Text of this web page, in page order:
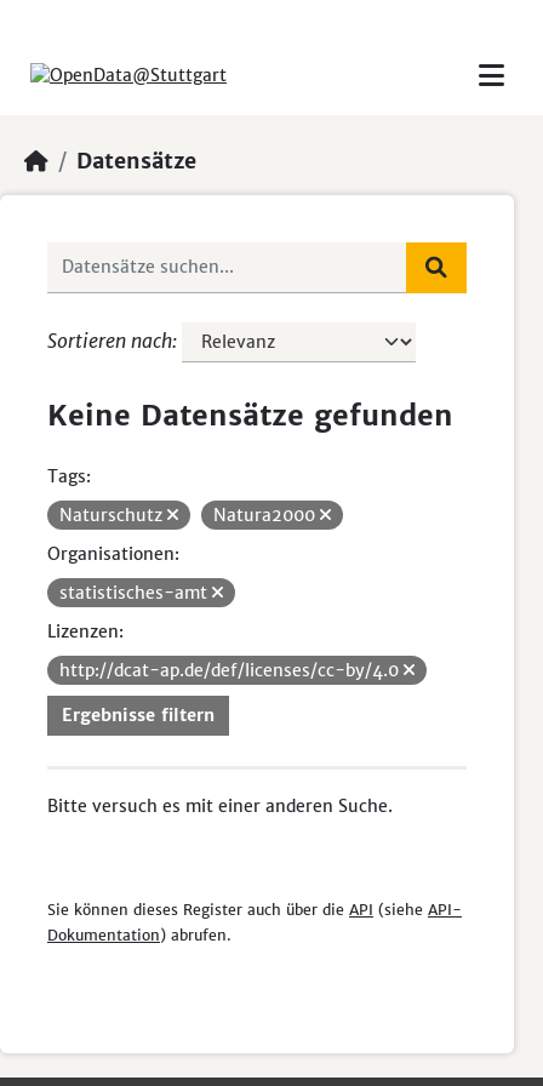
Datensätze
Sortieren nach
Keine Datensätze gefunden
Tags:
Naturschutz
Natura2000
Organisationen:
statistisches-amt
Lizenzen:
http://dcat-ap.de/def/licenses/cc-by/4.0
Ergebnisse filtern
Bitte versuch es mit einer anderen Suche.
Sie können dieses Register auch über die API (siehe API-
Dokumentation) abrufen.